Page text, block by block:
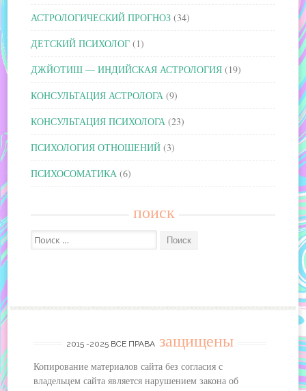
АСТРОЛОГИЧЕСКИЙ ПРОГНОЗ (34)
ДЕТСКИЙ ПСИХОЛОГ (1)
ДЖЙОТИШ — ИНДИЙСКАЯ АСТРОЛОГИЯ (19)
КОНСУЛЬТАЦИЯ АСТРОЛОГА (9)
КОНСУЛЬТАЦИЯ ПСИХОЛОГА (23)
ПСИХОЛОГИЯ ОТНОШЕНИЙ (3)
ПСИХОСОМАТИКА (6)
поиск
Поиск:
2015 -2025 ВСЕ ПРАВА защищены
Копирование материалов сайта без согласия с
владельцем сайта является нарушением закона об